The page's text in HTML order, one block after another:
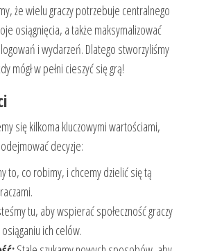
że wielu graczy potrzebuje centralnego
osiągnięcia, a także maksymalizować
i wydarzeń. Dlatego stworzyliśmy
mógł w pełni cieszyć się grą!
się kilkoma kluczowymi wartościami,
decyzje:
to, co robimy, i chcemy dzielić się tą
tu, aby wspierać społeczność graczy
ich celów.